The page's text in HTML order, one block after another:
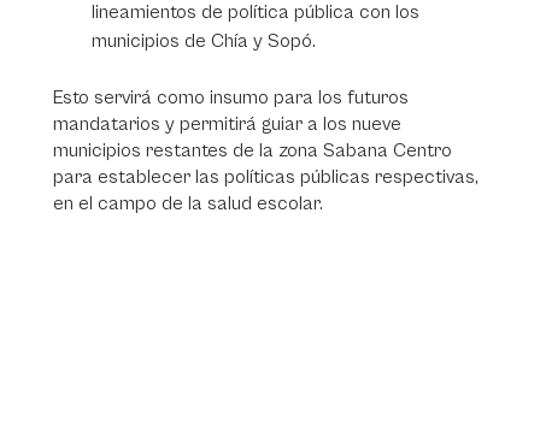
lineamientos de política pública con los
municipios de Chía y Sopó.
Esto servirá como insumo para los futuros
mandatarios y permitirá guiar a los nueve
municipios restantes de la zona Sabana Centro
para establecer las políticas públicas respectivas,
en el campo de la salud escolar.